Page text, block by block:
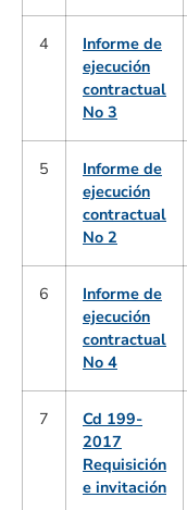
4
Informe de
ejecución
contractual
No 3
5
Informe de
ejecución
contractual
No 2
6
Informe de
ejecución
contractual
No 4
7
Cd 199-
2017
Requisición
e invitación